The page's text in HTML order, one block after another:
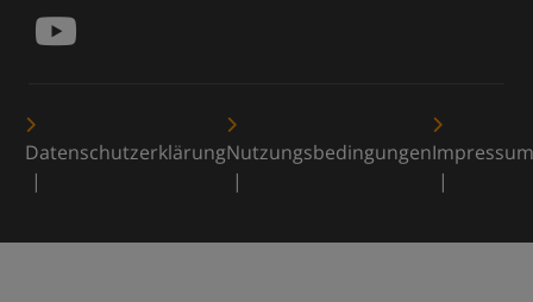
DatenschutzerklärungNutzungsbedingungenImpressum